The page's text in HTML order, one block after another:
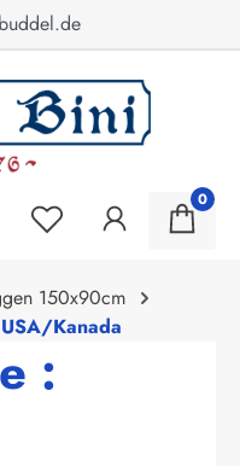
0
150x90cm
Kanada
: